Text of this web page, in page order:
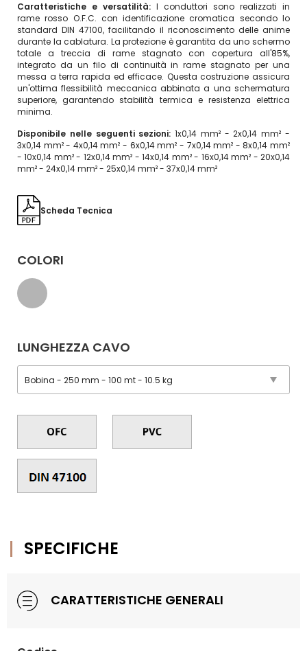
Caratteristiche e versatilità: I conduttori sono realizzati in
rame rosso O.F.C. con identificazione cromatica secondo lo
standard DIN 47100, facilitando il riconoscimento delle anime
durante la cablatura. La protezione è garantita da uno schermo
totale a treccia di rame stagnato con copertura all'85%,
integrato da un filo di continuità in rame stagnato per una
messa a terra rapida ed efficace. Questa costruzione assicura
un'ottima flessibilità meccanica abbinata a una schermatura
superiore, garantendo stabilità termica e resistenza elettrica
minima.
Disponibile nelle seguenti sezioni:1x0,14 mm² - 2x0,14 mm² -
3x0,14 mm² - 4x0,14 mm² - 6x0,14 mm² - 7x0,14 mm² - 8x0,14 mm²
- 10x0,14 mm² - 12x0,14 mm² - 14x0,14 mm² - 16x0,14 mm² - 20x0,14
mm² - 24x0,14 mm² - 25x0,14 mm² - 37x0,14 mm²
Scheda Tecnica
COLORI
LUNGHEZZA CAVO
SPECIFICHE
CARATTERISTICHE GENERALI